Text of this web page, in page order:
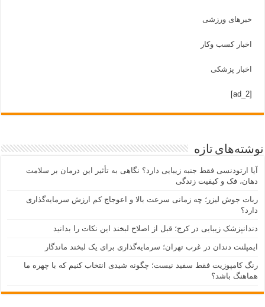
خبرهای ورزشی
اخبار کسب وکار
اخبار پزشکی
[ad_2]
نوشته‌های تازه
آیا ارتودنسی فقط جنبه زیبایی دارد؟ نگاهی به تأثیر این درمان بر سلامت
دهان، فک و کیفیت زندگی
ربات جوش لیزر؛ چه زمانی سرعت بالا و اعوجاج کم ارزش سرمایه‌گذاری
دارد؟
دندانپزشک زیبایی در کرج؛ قبل از اصلاح لبخند این نکات را بدانید
ایمپلنت دندان در غرب تهران؛ سرمایه‌گذاری برای یک لبخند ماندگار
رنگ کامپوزیت فقط سفید نیست؛ چگونه شیدی انتخاب کنیم که با چهره ما
هماهنگ باشد؟